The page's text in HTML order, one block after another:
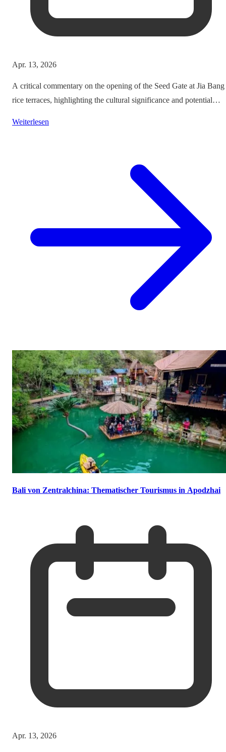
Apr. 13, 2026
A critical commentary on the opening of the Seed Gate at Jia Bang
rice terraces, highlighting the cultural significance and potential
Weiterlesen
Bali von Zentralchina: Thematischer Tourismus in Apodzhai
Apr. 13, 2026